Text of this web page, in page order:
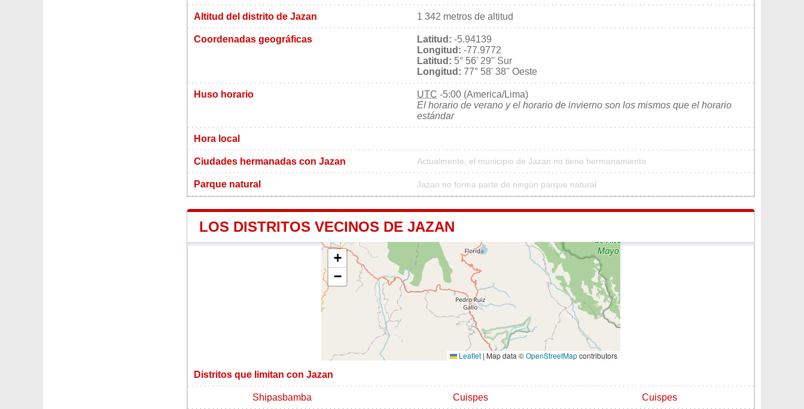
Altitud del distrito de Jazan 1 342 metros de altitud
Coordenadas geográficas Latitud: -5.94139
Longitud: -77.9772
Latitud: 5° 56' 29'' Sur
Longitud: 77° 58' 38'' Oeste
Huso horario UTC -5:00 (America/Lima)
El horario de verano y el horario de invierno son los mismos que el horario
estándar
Hora local
Ciudades hermanadas con Jazan Actualmente, el municipio de Jazan no tiene hermanamiento
Parque natural Jazan no forma parte de ningún parque natural
LOS DISTRITOS VECINOS DE JAZAN
+
−
Leaflet | Map data ©OpenStreetMapcontributors
Distritos que limitan con Jazan
Shipasbamba Cuispes Cuispes